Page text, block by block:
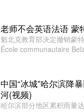
均为66起火灾，受影响面
老师不会英语法语 蒙
魁北克教育部决定撤销蒙
École communautaire
魁北克行政法庭获得的文
中国“冰城”哈尔滨降
河(视频)
哈尔滨部分地区累积雨量